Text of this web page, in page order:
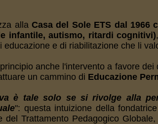
alla Casa del Sole ETS dal
infantile, autismo, ritardi cognitivi)
educazione e di riabilitazione che li
anche l'intervento a favore
un cammino di Educazione
è tale solo se si rivolge alla
": questa intuizione della
del Trattamento Pedagogico